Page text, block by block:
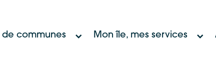
communes Mon île, mes services